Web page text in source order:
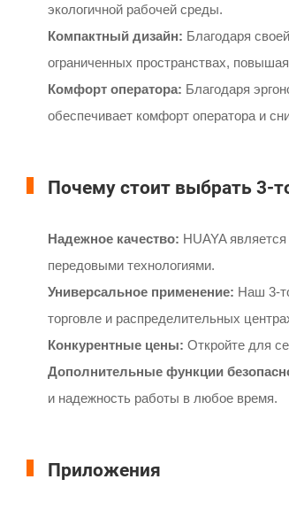
экологичной рабочей среды.
Компактный дизайн: Благодаря
ограниченных пространствах,
Комфорт оператора: Благодаря
обеспечивает комфорт оператора и
Почему стоит выбрать 3-
Надежное качество: HUAYA
передовыми технологиями.
Универсальное применение: Наш 3-
торговле и распределительных
Конкурентные цены: Откройте для
Дополнительные функции
и надежность работы в любое время.
Приложения